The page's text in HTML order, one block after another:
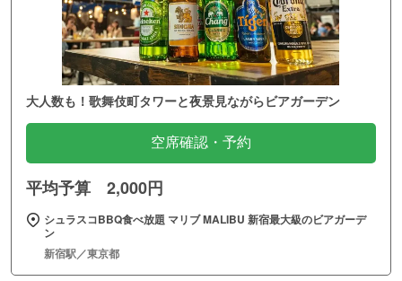
大人数も！歌舞伎町タワーと夜景見ながらビアガーデン
空席確認・予約
平均予算 2,000円
シュラスコBBQ食べ放題 マリブ MALIBU 新宿最大級のビアガーデ
ン
新宿駅／東京都